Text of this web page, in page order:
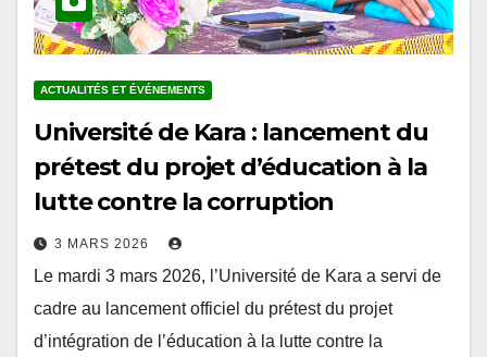
Université de Kara : lancement du
prétest du projet d’éducation à la
lutte contre la corruption
Le mardi 3 mars 2026, l’Université de Kara a servi de
cadre au lancement officiel du prétest du projet
d’intégration de l’éducation à la lutte contre la
corruption dans les…